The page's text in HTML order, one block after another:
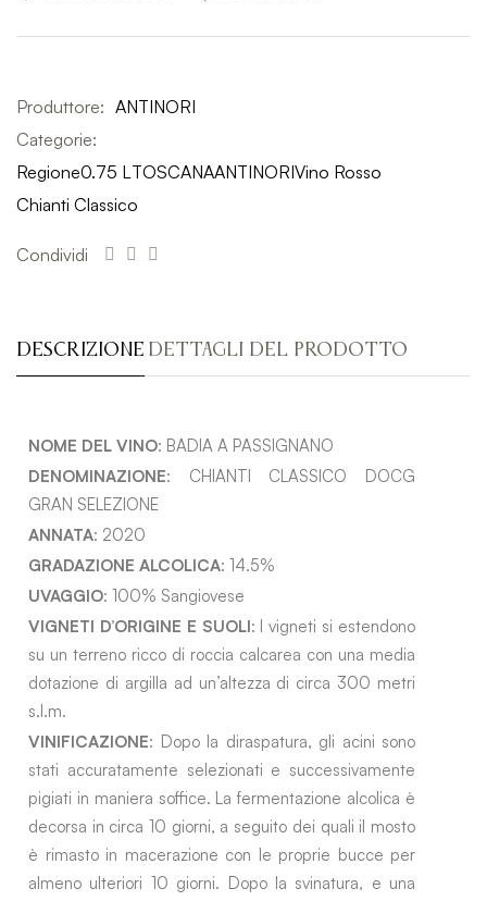
Produttore: ANTINORI
Categorie:
Regione0.75 L TOSCANAANTINORIVino Rosso
Chianti Classico
Condividi
DESCRIZIONE DETTAGLI DEL PRODOTTO
NOME DEL VINO: BADIA A PASSIGNANO
DENOMINAZIONE: CHIANTI CLASSICO DOCG
GRAN SELEZIONE
ANNATA: 2020
GRADAZIONE ALCOLICA: 14.5%
UVAGGIO: 100% Sangiovese
VIGNETI D’ORIGINE E SUOLI: I vigneti si estendono
su un terreno ricco di roccia calcarea con una media
dotazione di argilla ad un’altezza di circa 300 metri
s.l.m.
VINIFICAZIONE: Dopo la diraspatura, gli acini sono
stati accuratamente selezionati e successivamente
pigiati in maniera soffice. La fermentazione alcolica è
decorsa in circa 10 giorni, a seguito dei quali il mosto
è rimasto in macerazione con le proprie bucce per
almeno ulteriori 10 giorni. Dopo la svinatura, e una